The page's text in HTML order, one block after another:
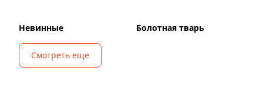
Невинные Болотная тварь
Смотреть еще